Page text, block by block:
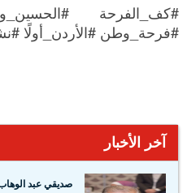
#كف_الفرحة
#فرحة_وطن #الأردن_أولًا
آخر الأخبار
صديقي عبد